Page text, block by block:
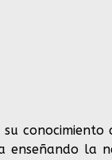
conocimiento
enseñando la